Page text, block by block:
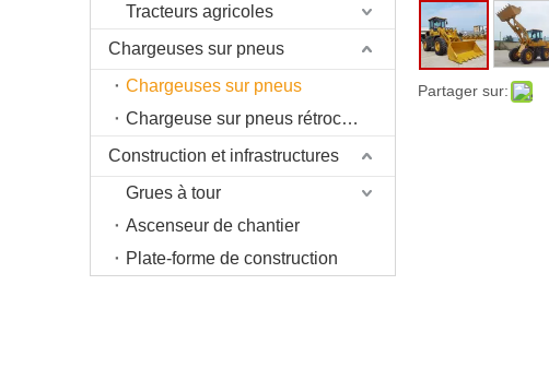
Tracteurs agricoles
Chargeuses sur pneus
Chargeuses sur pneus
Chargeuse sur pneus rétrocaveuse
Construction et infrastructures
Grues à tour
Ascenseur de chantier
Plate-forme de construction
Partager sur: